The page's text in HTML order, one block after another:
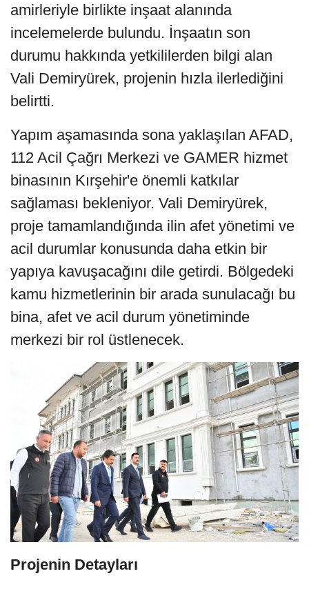
amirleriyle birlikte inşaat alanında
incelemelerde bulundu. İnşaatın son
durumu hakkında yetkililerden bilgi alan
Vali Demiryürek, projenin hızla ilerlediğini
belirtti.
Yapım aşamasında sona yaklaşılan AFAD,
112 Acil Çağrı Merkezi ve GAMER hizmet
binasının Kırşehir'e önemli katkılar
sağlaması bekleniyor. Vali Demiryürek,
proje tamamlandığında ilin afet yönetimi ve
acil durumlar konusunda daha etkin bir
yapıya kavuşacağını dile getirdi. Bölgedeki
kamu hizmetlerinin bir arada sunulacağı bu
bina, afet ve acil durum yönetiminde
merkezi bir rol üstlenecek.
Projenin Detayları